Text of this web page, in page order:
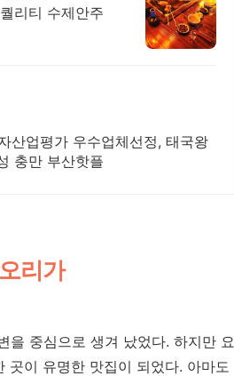
리티 수제안주
산업평가 우수업체선정, 태국왕
충만 부산핫플
오리가
을 중심으로 생겨 났었다. 하지만 요
곳이 유명한 맛집이 되었다. 아마도